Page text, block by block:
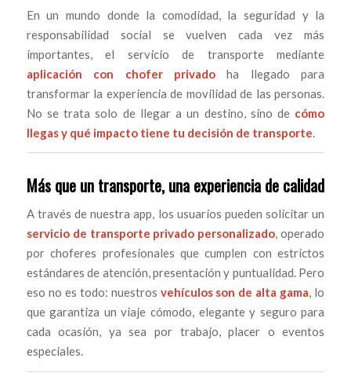
En un mundo donde la comodidad, la seguridad y la
responsabilidad social se vuelven cada vez más
importantes, el servicio de transporte mediante
aplicación con chofer privado ha llegado para
transformar la experiencia de movilidad de las personas.
No se trata solo de llegar a un destino, sino de cómo
llegas y qué impacto tiene tu decisión de transporte.
Más que un transporte, una experiencia de calidad
A través de nuestra app, los usuarios pueden solicitar un
servicio de transporte privado personalizado, operado
por choferes profesionales que cumplen con estrictos
estándares de atención, presentación y puntualidad. Pero
eso no es todo: nuestros vehículos son de alta gama, lo
que garantiza un viaje cómodo, elegante y seguro para
cada ocasión, ya sea por trabajo, placer o eventos
especiales.